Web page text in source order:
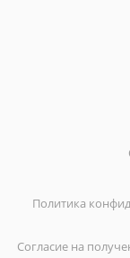
Политика
Согласие на